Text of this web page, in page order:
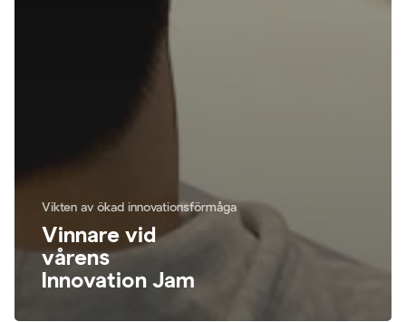
Vikten av ökad innovationsförmåga
Vinnare vid
vårens
Innovation Jam